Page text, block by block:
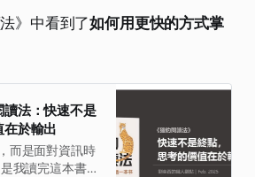
》中看到了如何用更快的方式掌
法：快速不是
於輸出
而是面對資訊時
我讀完這本書後